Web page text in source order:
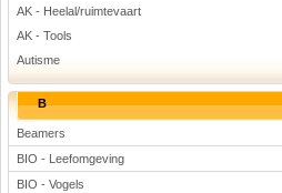
AK - Heelal/ruimtevaart
AK - Tools
Autisme
B
Beamers
BIO - Leefomgeving
BIO - Vogels